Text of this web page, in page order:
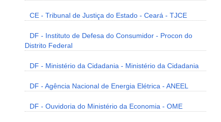
CE - Tribunal de Justiça do Estado - Ceará - TJCE
DF - Instituto de Defesa do Consumidor - Procon do
Distrito Federal
DF - Ministério da Cidadania - Ministério da Cidadania
DF - Agência Nacional de Energia Elétrica - ANEEL
DF - Ouvidoria do Ministério da Economia - OME